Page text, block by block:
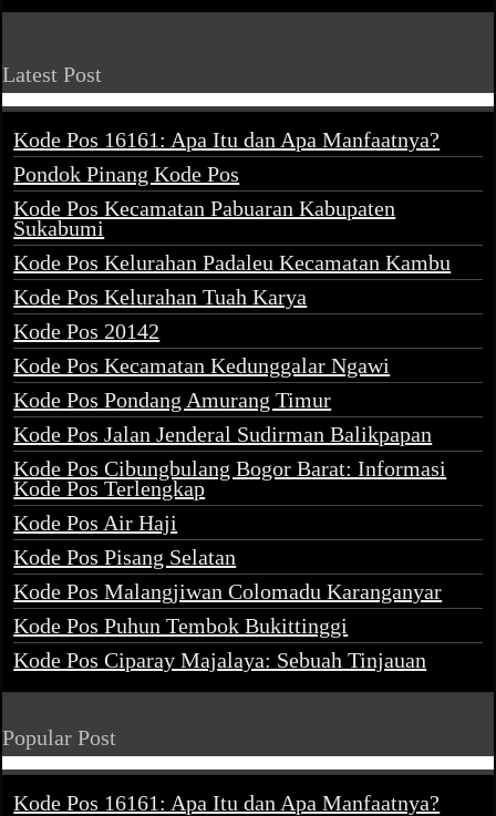
Latest Post
Kode Pos 16161: Apa Itu dan Apa Manfaatnya?
Pondok Pinang Kode Pos
Kode Pos Kecamatan Pabuaran Kabupaten
Sukabumi
Kode Pos Kelurahan Padaleu Kecamatan Kambu
Kode Pos Kelurahan Tuah Karya
Kode Pos 20142
Kode Pos Kecamatan Kedunggalar Ngawi
Kode Pos Pondang Amurang Timur
Kode Pos Jalan Jenderal Sudirman Balikpapan
Kode Pos Cibungbulang Bogor Barat: Informasi
Kode Pos Terlengkap
Kode Pos Air Haji
Kode Pos Pisang Selatan
Kode Pos Malangjiwan Colomadu Karanganyar
Kode Pos Puhun Tembok Bukittinggi
Kode Pos Ciparay Majalaya: Sebuah Tinjauan
Popular Post
Kode Pos 16161: Apa Itu dan Apa Manfaatnya?